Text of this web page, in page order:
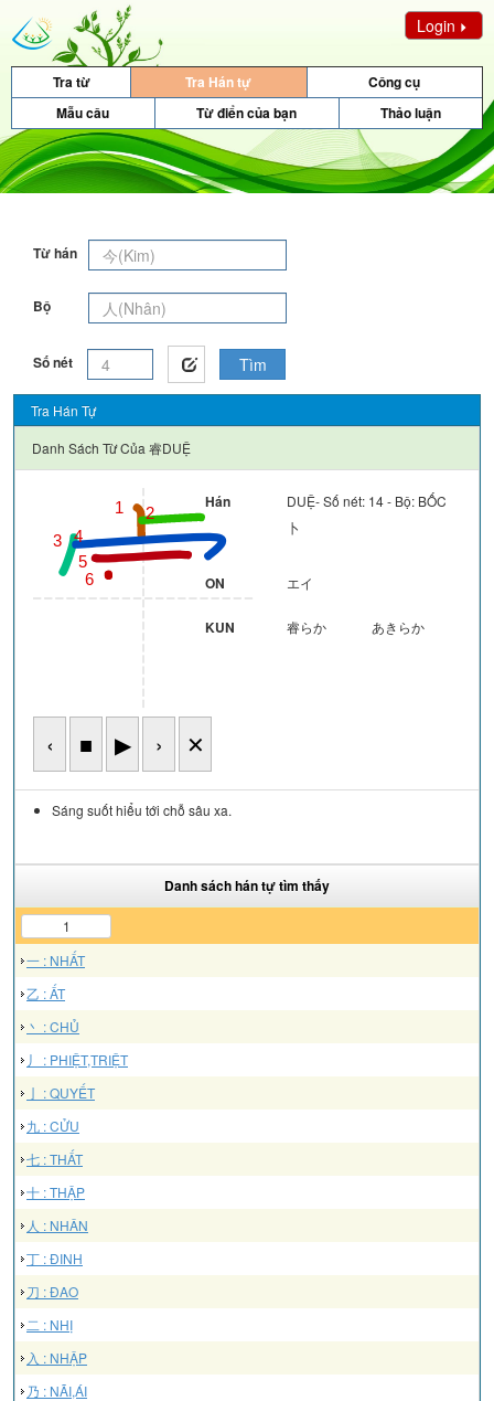
Login
Tra từ Tra Hán tự
Công cụ
Mẫu câu
Từ điển của bạn Thảo luận
Từ hán
Bộ
Số nét Tìm
Tra Hán Tự
Danh Sách Từ Của 睿DUỆ
1
2
3
4
5
6
‹ ■ ▶ › ✕
Hán
DUỆ- Số nét: 14 - Bộ: BỐC
卜
ON エイ
KUN 睿らか あきらか
Sáng suốt hiểu tới chỗ sâu xa.
Danh sách hán tự tìm thấy
1
一 : NHẤT
乙 : ẤT
丶 : CHỦ
丿 : PHIỆT,TRIỆT
亅 : QUYẾT
九 : CỬU
七 : THẤT
十 : THẬP
人 : NHÂN
丁 : ĐINH
刀 : ĐAO
二 : NHỊ
入 : NHẬP
乃 : NÃI,ÁI